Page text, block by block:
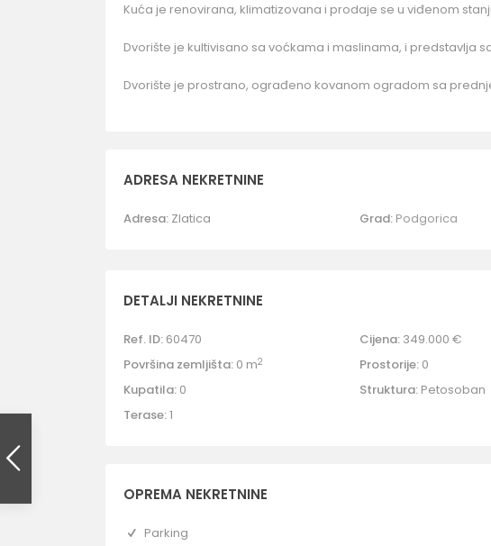
Kuća je renovirana, klimatizovana i prodaje se u viđenom
Dvorište je kultivisano sa voćkama i maslinama, i predstavlja
Dvorište je prostrano, ograđeno kovanom ogradom sa
ADRESA NEKRETNINE
Adresa: Zlatica Grad: Podgorica
DETALJI NEKRETNINE
Ref. ID: 60470 Cijena: 349.000 €
Površina zemljišta: 0 m2 Prostorije:0
Kupatila: 0 Struktura:Petosoban
Terase:1
OPREMA NEKRETNINE
Parking